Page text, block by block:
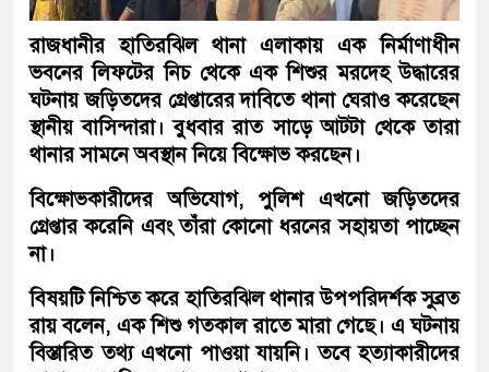
রাজধানীর হাতিরঝিল থানা এলাকায় এক নির্মাণাধীন
ভবনের লিফটের নিচ থেকে এক শিশুর মরদেহ উদ্ধারের
ঘটনায় জড়িতদের গ্রেপ্তারের দাবিতে থানা ঘেরাও করেছেন
স্থানীয় বাসিন্দারা। বুধবার রাত সাড়ে আটটা থেকে তারা
থানার সামনে অবস্থান নিয়ে বিক্ষোভ করছেন।
বিক্ষোভকারীদের অভিযোগ, পুলিশ এখনো জড়িতদের
গ্রেপ্তার করেনি এবং তাঁরা কোনো ধরনের সহায়তা পাচ্ছেন
না।
বিষয়টি নিশ্চিত করে হাতিরঝিল থানার উপপরিদর্শক সুব্রত
রায় বলেন, এক শিশু গতকাল রাতে মারা গেছে। এ ঘটনায়
বিস্তারিত তথ্য এখনো পাওয়া যায়নি। তবে হত্যাকারীদের